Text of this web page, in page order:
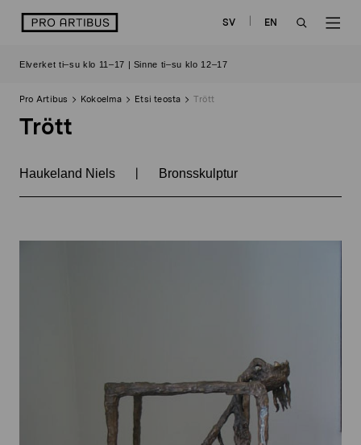
sisältöön
logo SV
EN
Elverket ti–su klo 11–17 | Sinne ti–su klo 12–17
Pro Artibus Kokoelma Etsi teosta Trött
Trött
Haukeland Niels | Bronsskulptur